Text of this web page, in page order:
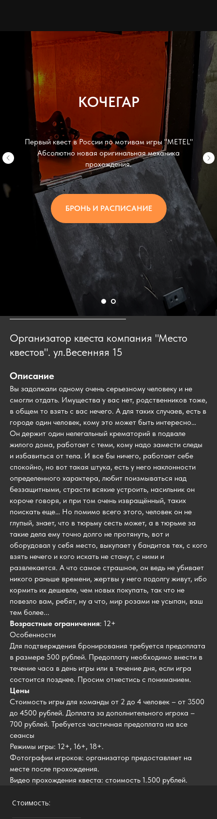
КОЧЕГАР
Первый квест в России по мотивам игры "METEL"
Абсолютно новая оригинальная механика
прохождения.
БРОНЬ И РАСПИСАНИЕ
Организатор квеста компания "Место
квестов". ул.Весенняя 15
Описание
Вы задолжали одному очень серьезному человеку и не
смогли отдать. Имущества у вас нет, родственников тоже,
в общем то взять с вас нечего. А для таких случаев, есть в
городе один человек, кому это может быть интересно…
Он держит один нелегальный крематорий в подвале
жилого дома, работает с теми, кому надо замести следы
и избавиться от тела. И все бы ничего, работает себе
спокойно, но вот такая штука, есть у него наклонности
определенного характера, любит поизмываться над
беззащитными, страсти всякие устроить, насильник он
короче говоря, и при том очень извращённый, таких
поискать еще… Но помимо всего этого, человек он не
глупый, знает, что в тюрьму сесть может, а в тюрьме за
такие дела ему точно долго не протянуть, вот и
оборудовал у себя место, выкупает у бандитов тех, с кого
взять нечего и кого искать не станут, с ними и
развлекается. А что самое страшное, он ведь не убивает
никого раньше времени, жертвы у него подолгу живут, ибо
кормить их дешевле, чем новых покупать, так что не
повезло вам, ребят, ну а что, мир розами не усыпан, ваш
тем более...
Возрастные ограничения: 12+
Особенности
Для подтверждения бронирования требуется предоплата
в размере 500 рублей. Предоплату необходимо внести в
течение часа в день игры или в течение дня, если игра
состоится позднее. Просим отнестись с пониманием.
Цены
Стоимость игры для команды от 2 до 4 человек – от 3500
до 4500 рублей. Доплата за дополнительного игрока –
700 рублей. Требуется частичная предоплата на все
сеансы
Режимы игры: 12+, 16+, 18+.
Фотографии игроков: организатор предоставляет на
месте после прохождения.
Видео прохождения квеста: стоимость 1.500 рублей.
Стоимость: